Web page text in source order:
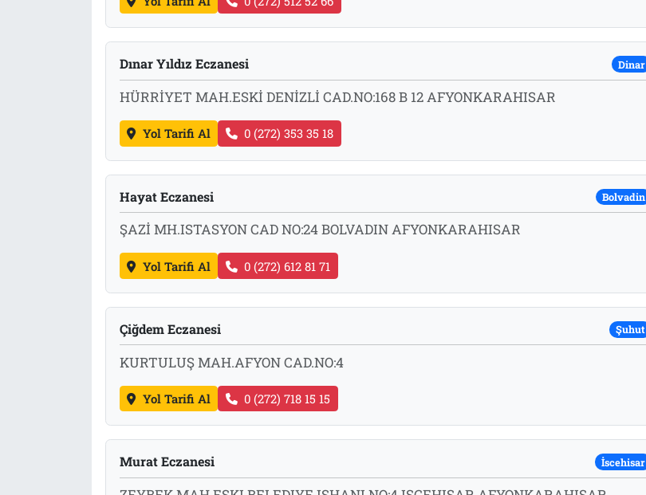
Dınar Yıldız Eczanesi Dinar
HÜRRİYET MAH.ESKİ DENİZLİ CAD.NO:168 B 12 AFYONKARAHISAR
Yol Tarifi Al 0 (272) 353 35 18
Hayat Eczanesi Bolvadin
ŞAZİ MH.ISTASYON CAD NO:24 BOLVADIN AFYONKARAHISAR
Yol Tarifi Al 0 (272) 612 81 71
Çiğdem Eczanesi Şuhut
KURTULUŞ MAH.AFYON CAD.NO:4
Yol Tarifi Al 0 (272) 718 15 15
Murat Eczanesi İscehisar